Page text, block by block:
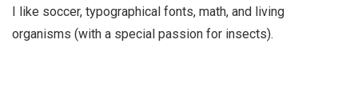
I like soccer, typographical fonts, math, and living
organisms (with a special passion for insects).